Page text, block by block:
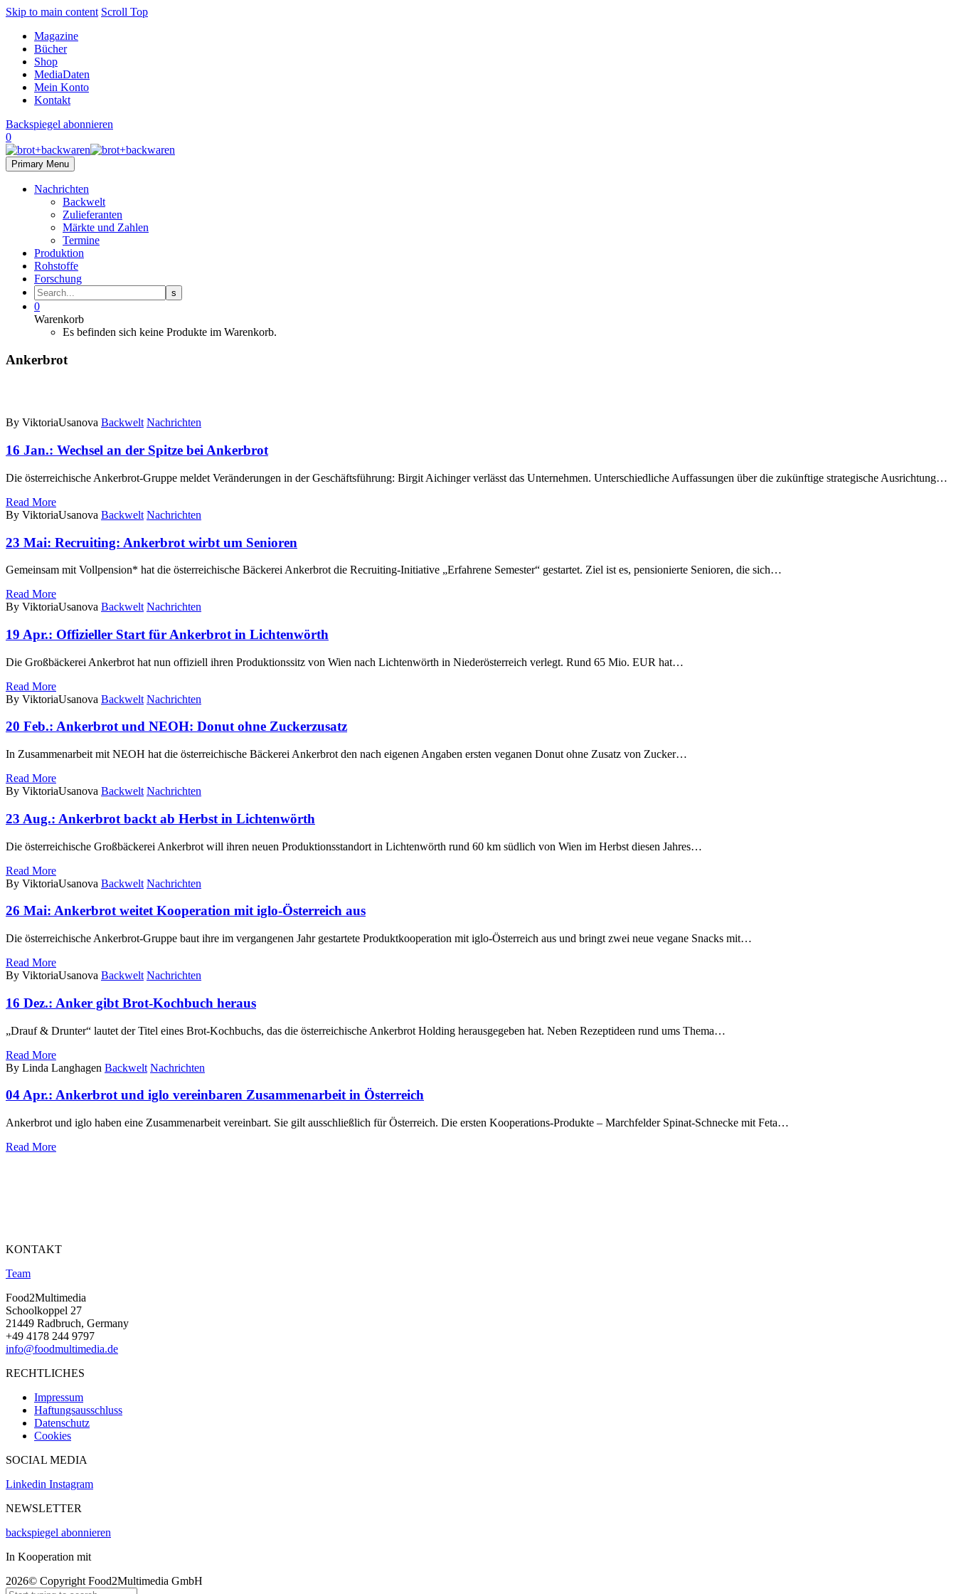
Skip to main content Scroll Top
Magazine
Bücher
Shop
MediaDaten
Mein Konto
Kontakt
Backspiegel abonnieren
0
Primary Menu
Nachrichten
Backwelt
Zulieferanten
Märkte und Zahlen
Termine
Produktion
Rohstoffe
Forschung
0
Warenkorb
Es befinden sich keine Produkte im Warenkorb.
Ankerbrot
By ViktoriaUsanova Backwelt Nachrichten
16 Jan.: Wechsel an der Spitze bei Ankerbrot
Die österreichische Ankerbrot-Gruppe meldet Veränderungen in der Geschäftsführung: Birgit Aichinger verlässt das Unternehmen. Unterschiedliche Auffassungen über die zukünftige strategische Ausrichtung…
Read More
By ViktoriaUsanova Backwelt Nachrichten
23 Mai: Recruiting: Ankerbrot wirbt um Senioren
Gemeinsam mit Vollpension* hat die österreichische Bäckerei Ankerbrot die Recruiting-Initiative „Erfahrene Semester“ gestartet. Ziel ist es, pensionierte Senioren, die sich…
Read More
By ViktoriaUsanova Backwelt Nachrichten
19 Apr.: Offizieller Start für Ankerbrot in Lichtenwörth
Die Großbäckerei Ankerbrot hat nun offiziell ihren Produktionssitz von Wien nach Lichtenwörth in Niederösterreich verlegt. Rund 65 Mio. EUR hat…
Read More
By ViktoriaUsanova Backwelt Nachrichten
20 Feb.: Ankerbrot und NEOH: Donut ohne Zuckerzusatz
In Zusammenarbeit mit NEOH hat die österreichische Bäckerei Ankerbrot den nach eigenen Angaben ersten veganen Donut ohne Zusatz von Zucker…
Read More
By ViktoriaUsanova Backwelt Nachrichten
23 Aug.: Ankerbrot backt ab Herbst in Lichtenwörth
Die österreichische Großbäckerei Ankerbrot will ihren neuen Produktionsstandort in Lichtenwörth rund 60 km südlich von Wien im Herbst diesen Jahres…
Read More
By ViktoriaUsanova Backwelt Nachrichten
26 Mai: Ankerbrot weitet Kooperation mit iglo-Österreich aus
Die österreichische Ankerbrot-Gruppe baut ihre im vergangenen Jahr gestartete Produktkooperation mit iglo-Österreich aus und bringt zwei neue vegane Snacks mit…
Read More
By ViktoriaUsanova Backwelt Nachrichten
16 Dez.: Anker gibt Brot-Kochbuch heraus
„Drauf & Drunter“ lautet der Titel eines Brot-Kochbuchs, das die österreichische Ankerbrot Holding herausgegeben hat. Neben Rezeptideen rund ums Thema…
Read More
By Linda Langhagen Backwelt Nachrichten
04 Apr.: Ankerbrot und iglo vereinbaren Zusammenarbeit in Österreich
Ankerbrot und iglo haben eine Zusammenarbeit vereinbart. Sie gilt ausschließlich für Österreich. Die ersten Kooperations-Produkte – Marchfelder Spinat-Schnecke mit Feta…
Read More
KONTAKT
Team
Food2Multimedia
Schoolkoppel 27
21449 Radbruch, Germany
+49 4178 244 9797
info@foodmultimedia.de
RECHTLICHES
Impressum
Haftungsausschluss
Datenschutz
Cookies
SOCIAL MEDIA
Linkedin Instagram
NEWSLETTER
backspiegel abonnieren
In Kooperation mit
2026© Copyright Food2Multimedia GmbH